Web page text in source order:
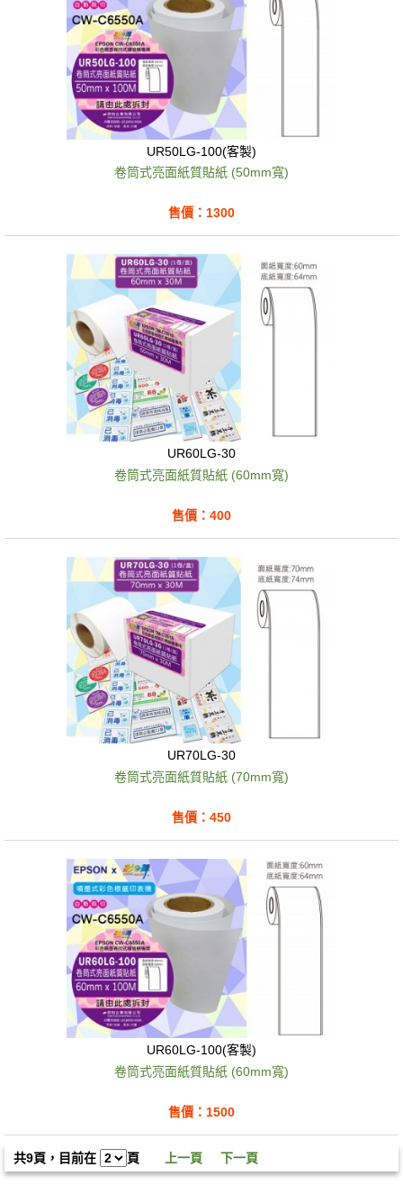
UR50LG-100(客製)
卷筒式亮面紙質貼紙 (50mm寬)
售價：1300
UR60LG-30
卷筒式亮面紙質貼紙 (60mm寬)
售價：400
UR70LG-30
卷筒式亮面紙質貼紙 (70mm寬)
售價：450
UR60LG-100(客製)
卷筒式亮面紙質貼紙 (60mm寬)
售價：1500
共9頁，目前在 頁 上一頁 下一頁